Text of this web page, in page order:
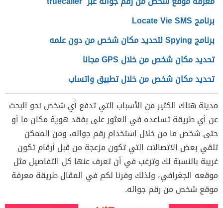
برنامج Locate Vie SMS
برنامج Spying لتحديد مكان شخص من دون علمه
تحديد مكان شخص من خلال GPS مجانا
تحديد مكان شخص من خلال تطبيق واتساب
مدينة هناك الكثير من الأسباب التي تدفع أي شخص نحو البحث
عن أي طريقة تساعده في العثور على بفقد هوية مكان ما أو
حتى شخص ما من خلال استخدام رقم جواله، ومن الممكن
تلقي بعض الاتصالات التي تكون مزعجة من قبل أرقام تكون
غريبة بالنسبة لك وترغب في أن تعرف عنها كل التفاصيل مثل
موقعه الجغرافي، ولذلك وفرنا لكم في المقال طريقة معرفة
موقع شخص من رقم جواله.